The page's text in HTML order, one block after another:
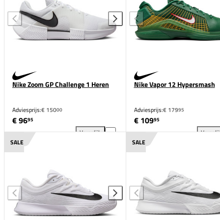
Nike Zoom GP Challenge 1 Heren
Adviesprijs:€ 15000
€ 9695
Vergelijk
Nike Zoom GP Challenge 1 Heren toevoegen aan
Nike Vapor 12 Hypersmash
Adviesprijs:€ 17995
€ 10995
SALE SALE